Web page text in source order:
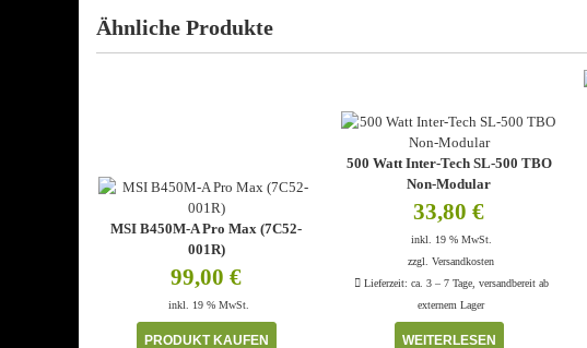
Ähnliche Produkte
MSI B450M-A Pro Max (7C52-
001R)
99,00€
inkl. 19 % MwSt.
PRODUKT KAUFEN
500 Watt Inter-Tech SL-500 TBO
Non-Modular
33,80€
inkl. 19 % MwSt.
zzgl.Versandkosten
Lieferzeit: ca. 3 – 7 Tage, versandbereit ab
externem Lager
WEITERLESEN